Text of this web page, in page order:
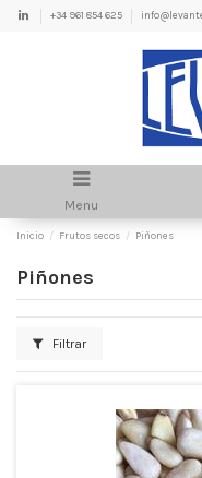
+34 961 854 625
Menu
Inicio Frutos secos Piñones
Piñones
Filtrar